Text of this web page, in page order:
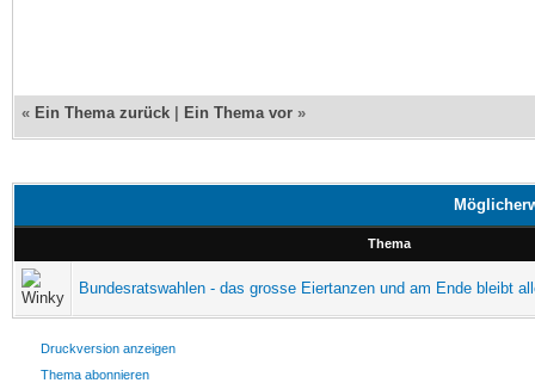
« Ein Thema zurück Ein Thema vor »
Thema
Bundesratswahlen - das grosse Eiertanzen und am Ende bleibt
Druckversion anzeigen
Thema abonnieren